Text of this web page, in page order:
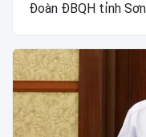
Đoàn ĐBQH tỉnh